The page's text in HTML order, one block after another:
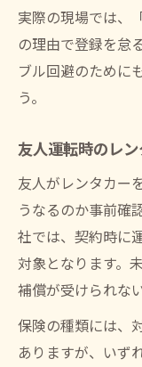
実際の現場では、
の理由で登録を怠
ブル回避のために
う。
友人運転時のレ
友人がレンタカー
うなるのか事前確
社では、契約時に
対象となります。
補償が受けられな
保険の種類には、
ありますが、いず